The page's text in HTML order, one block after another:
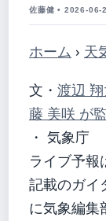
佐藤健 • 2026-06-
ホーム › 天
文・ 渡辺
藤 美咲 が
・ 気象庁
ライブ予報
記載のガイ
に気象編集